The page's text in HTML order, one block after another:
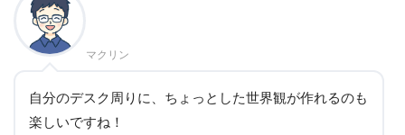
マクリン
自分のデスク周りに、ちょっとした世界観が作れるのも
楽しいですね！